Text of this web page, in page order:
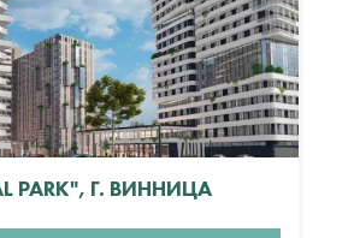
PARK", Г. ВИННИЦА